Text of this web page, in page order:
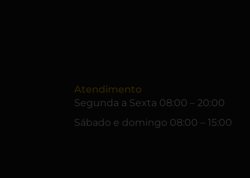
Atendimento
Segunda a Sexta 08:00 – 20:00
Sábado e domingo 08:00 – 15:00